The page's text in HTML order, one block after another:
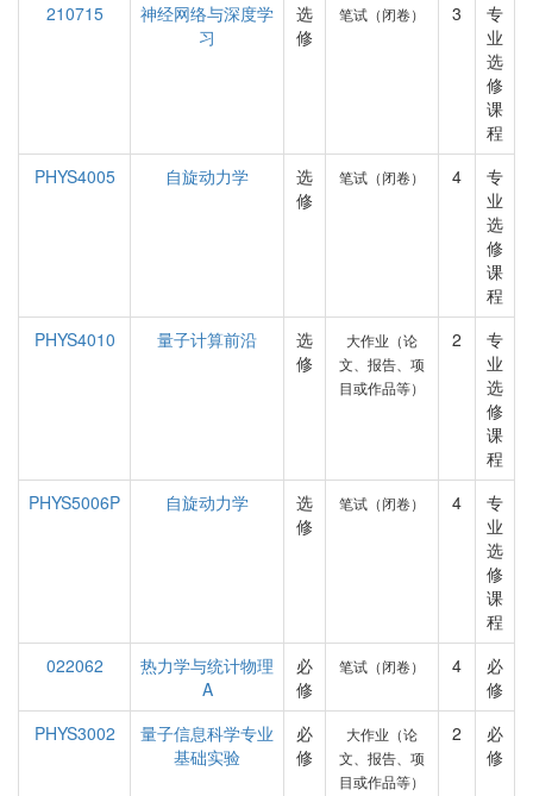
210715
神经网络与深度学
习
选
修
笔试（闭卷） 3
专
业
选
修
课
程
PHYS4005
自旋动力学
选
修
笔试（闭卷） 4
专
业
选
修
课
程
PHYS4010
量子计算前沿
选
修
大作业（论
文、报告、项
目或作品等）
2
专
业
选
修
课
程
PHYS5006P
自旋动力学
选
修
笔试（闭卷） 4
专
业
选
修
课
程
022062
热力学与统计物理
A
必
修
笔试（闭卷） 4
必
修
PHYS3002
量子信息科学专业
基础实验
必
修
大作业（论
文、报告、项
目或作品等）
2
必
修